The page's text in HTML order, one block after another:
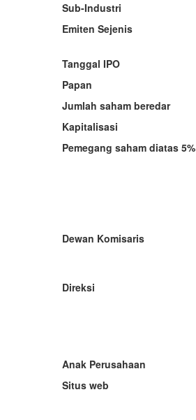
Sub-Industri
Emiten Sejenis
Tanggal IPO
Papan
Jumlah saham beredar
Kapitalisasi
Pemegang saham diatas 5%
Dewan Komisaris
Direksi
Anak Perusahaan
Situs web